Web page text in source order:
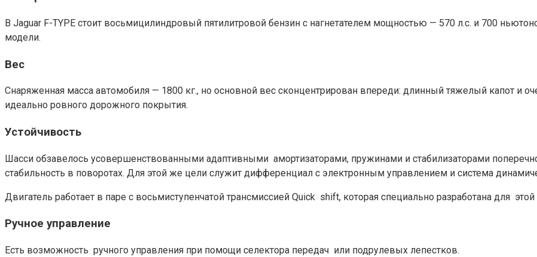
В Jaguar F-TYPE стоит восьмицилиндровый пятилитровой бензин с нагнетателем мощностью — 570 л.с. и 700
модели.
Вес
Снаряженная масса автомобиля — 1800 кг., но основной вес сконцентрирован впереди: длинный тяжелый капот и
идеально ровного дорожного покрытия.
Устойчивость
Шасси обзавелось усовершенствованными адаптивными амортизаторами, пружинами и стабилизаторами
стабильность в поворотах. Для этой же цели служит дифференциал с электронным управлением и система
Двигатель работает в паре с восьмиступенчатой трансмиссией Quick shift, которая специально разработана для
Ручное управление
Есть возможность ручного управления при помощи селектора передач или подрулевых лепестков.